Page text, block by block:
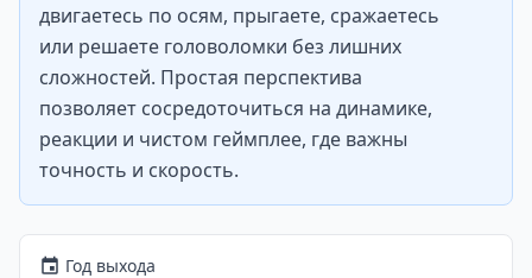
двигаетесь по осям, прыгаете, сражаетесь
или решаете головоломки без лишних
сложностей. Простая перспектива
позволяет сосредоточиться на динамике,
реакции и чистом геймплее, где важны
точность и скорость.
Год выхода